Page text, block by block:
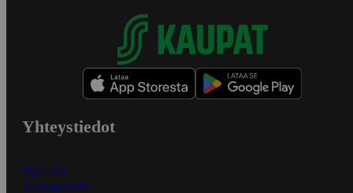
Yhteystiedot
Myymälät
Asiakaspalvelu